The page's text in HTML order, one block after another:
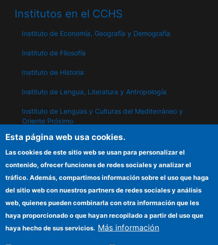
Institutos en el CCHS
Instituto de Economía, Geografía y Demografía
Instituto de Filosofía
Instituto de Historia
Instituto de Lengua, Literatura y Antropología
Instituto de Lenguas y Culturas del Mediterráneo y
Oriente Próximo
Instituto de Políticas y Bienes Públicos
IPP
Sede electrónica CSIC
Información para proveedores
Organismos financiadores
Esta página web usa cookies.
Las cookies de este sitio web se usan para personalizar el
contenido, ofrecer funciones de redes sociales y analizar el
tráfico. Además, compartimos información sobre el uso que haga
del sitio web con nuestros partners de redes sociales y análisis
web, quienes pueden combinarla con otra información que les
haya proporcionado o que hayan recopilado a partir del uso que
haya hecho de sus servicios. Más información